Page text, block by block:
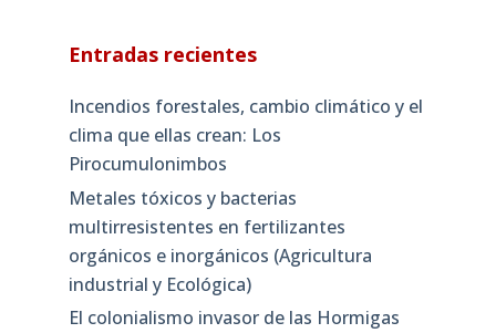
Entradas recientes
Incendios forestales, cambio climático y el
clima que ellas crean: Los
Pirocumulonimbos
Metales tóxicos y bacterias
multirresistentes en fertilizantes
orgánicos e inorgánicos (Agricultura
industrial y Ecológica)
El colonialismo invasor de las Hormigas